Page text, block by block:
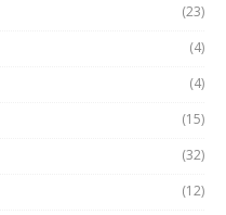
(23)
(4)
(4)
(15)
(32)
(12)